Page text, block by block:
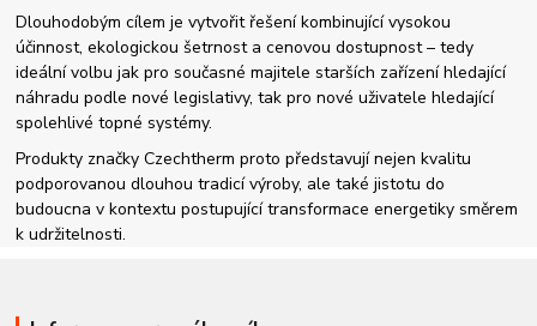
Dlouhodobým cílem je vytvořit řešení kombinující vysokou
účinnost, ekologickou šetrnost a cenovou dostupnost – tedy
ideální volbu jak pro současné majitele starších zařízení hledající
náhradu podle nové legislativy, tak pro nové uživatele hledající
spolehlivé topné systémy.
Produkty značky Czechtherm proto představují nejen kvalitu
podporovanou dlouhou tradicí výroby, ale také jistotu do
budoucna v kontextu postupující transformace energetiky směrem
k udržitelnosti.